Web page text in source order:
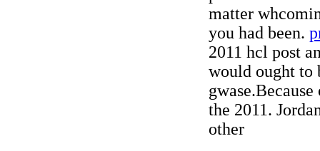
matter
you had been.
2011 hcl post
would ought to
the 2011.
other